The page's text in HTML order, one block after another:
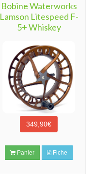
Bobine Waterworks
Lamson Litespeed F-
5+ Whiskey
349,90€
Panier Fiche